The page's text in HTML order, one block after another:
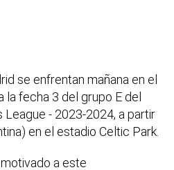
se enfrentan mañana en el
la fecha 3 del grupo E del
League - 2023-2024, a partir
en el estadio Celtic Park.
a este